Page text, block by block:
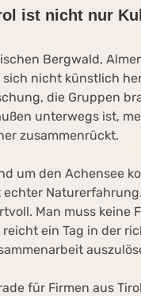
ist nicht nur
Bergwald,
sich nicht künstlich
die Gruppen
unterwegs ist,
zusammenrückt.
um den Achensee
echter
Man muss keine
reicht ein Tag in der
für Firmen aus